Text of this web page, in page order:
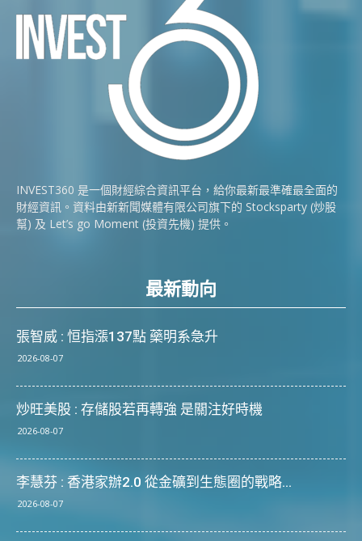
INVEST360 是一個財經綜合資訊平台，給你最新最準確最全面的
財經資訊。資料由新新聞媒體有限公司旗下的 Stocksparty (炒股
幫) 及 Let’s go Moment (投資先機) 提供。
最新動向
張智威 : 恒指漲137點 藥明系急升
2026-08-07
炒旺美股 : 存儲股若再轉強 是關注好時機
2026-08-07
李慧芬 : 香港家辦2.0 從金礦到生態圈的戰略...
2026-08-07